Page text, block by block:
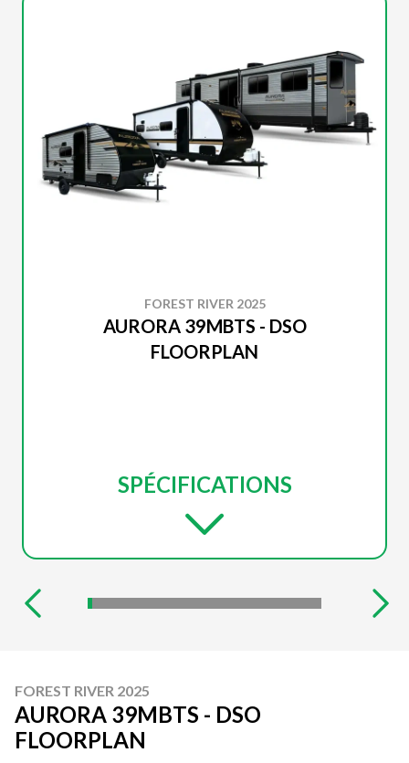
FOREST RIVER 2025
AURORA 39MBTS - DSO
FLOORPLAN
SPÉCIFICATIONS
FOREST RIVER 2025
AURORA 39MBTS - DSO
FLOORPLAN